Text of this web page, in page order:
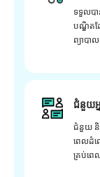
ទទួលបា
បណ្ឌិត
ព្យាបា
ជំនួយអ្ន
ជំនួយ និង
ពេលដំណ
គ្រប់ពេ